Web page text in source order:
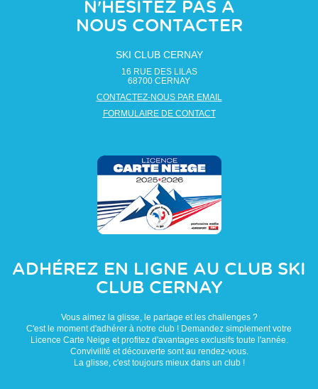
N'HÉSITEZ PAS À
NOUS CONTACTER
SKI CLUB CERNAY
16 RUE DES LILAS
68700 CERNAY
CONTACTEZ-NOUS PAR EMAIL
FORMULAIRE DE CONTACT
ADHÉREZ EN LIGNE AU CLUB SKI
CLUB CERNAY
Vous aimez la glisse, le partage et les challenges ?
C'est le moment d'adhérer à notre club ! Demandez simplement votre
Licence Carte Neige et profitez d'avantages exclusifs toute l'année.
Convivilité et découverte sont au rendez-vous.
La glisse, c'est toujours mieux dans un club !